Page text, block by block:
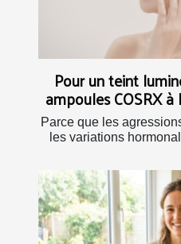
Pour un teint
ampoules COSRX
Parce que les
les variations